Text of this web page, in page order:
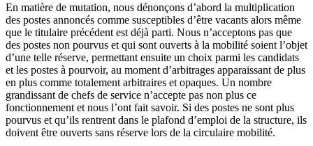
En matière de mutation, nous dénonçons d’abord la multiplication
des postes annoncés comme susceptibles d’être vacants alors même
que le titulaire précédent est déjà parti. Nous n’acceptons pas que
des postes non pourvus et qui sont ouverts à la mobilité soient l’objet
d’une telle réserve, permettant ensuite un choix parmi les candidats
et les postes à pourvoir, au moment d’arbitrages apparaissant de plus
en plus comme totalement arbitraires et opaques. Un nombre
grandissant de chefs de service n’accepte pas non plus ce
fonctionnement et nous l’ont fait savoir. Si des postes ne sont plus
pourvus et qu’ils rentrent dans le plafond d’emploi de la structure, ils
doivent être ouverts sans réserve lors de la circulaire mobilité.